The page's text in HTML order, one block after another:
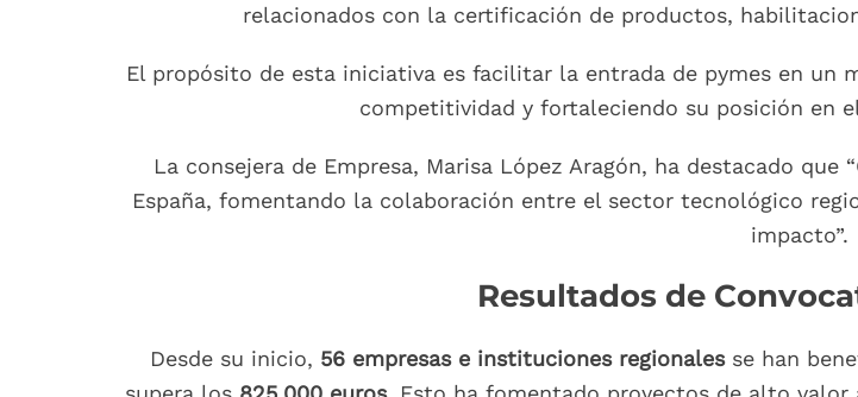
relacionados con la certificación de productos,
El propósito de esta iniciativa es facilitar la entrada de pymes en un
competitividad y fortaleciendo su posición en
La consejera de Empresa, Marisa López Aragón, ha destacado
España, fomentando la colaboración entre el sector tecnológico
impacto”.
Resultados de
Desde su inicio, 56 empresas e instituciones regionalesse han